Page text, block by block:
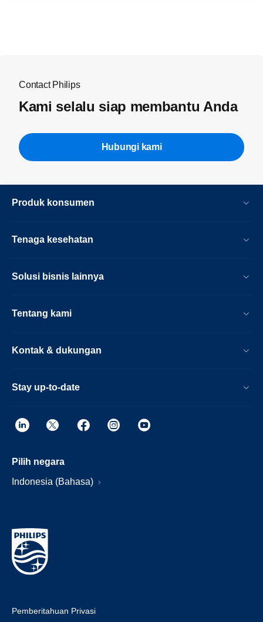
Contact Philips
Kami selalu siap membantu Anda
Hubungi kami
Produk konsumen
Tenaga kesehatan
Solusi bisnis lainnya
Tentang kami
Kontak & dukungan
Stay up-to-date
Pilih negara
Indonesia (Bahasa)
Pemberitahuan Privasi